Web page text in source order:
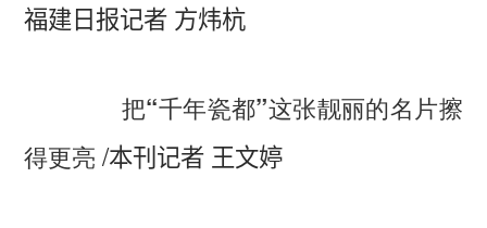
福建日报记者 方炜杭
把“千年瓷都”这张靓丽的名片擦
得更亮 /本刊记者 王文婷